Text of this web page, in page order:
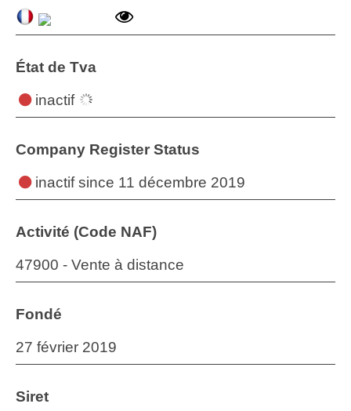
État de Tva
inactif
Company Register Status
inactifsince 11 décembre 2019
Activité (Code NAF)
47900 - Vente à distance
Fondé
27 février 2019
Siret